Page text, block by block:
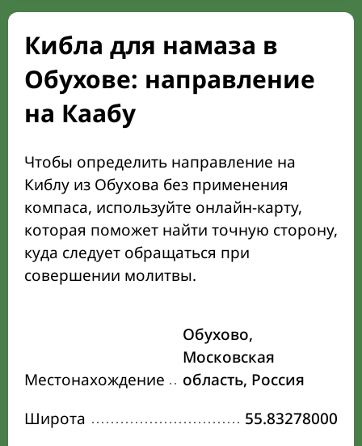
Кибла для намаза в
Обухове: направление
на Каабу
Чтобы определить направление на
Киблу из Обухова без применения
компаса, используйте онлайн-карту,
которая поможет найти точную сторону,
куда следует обращаться при
совершении молитвы.
Местонахождение
Обухово,
Московская
область, Россия
Широта
55.83278000